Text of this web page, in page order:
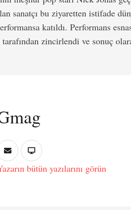
sanatçı bu ziyaretten istifade
katıldı. Performans
tarafından zincirlendi ve sonuç
bütün yazılarını görün